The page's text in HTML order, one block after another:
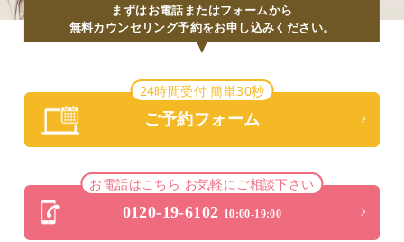
まずはお電話またはフォームから
無料カウンセリング予約をお申し込みください。
24時間受付 簡単30秒
ご予約フォーム
お電話はこちら お気軽にご相談下さい
0120-19-6102 10:00-19:00